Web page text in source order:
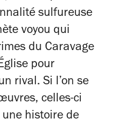
sulfureuse
voyou qui
du Caravage
pour
rival. Si l’on se
celles-ci
histoire de